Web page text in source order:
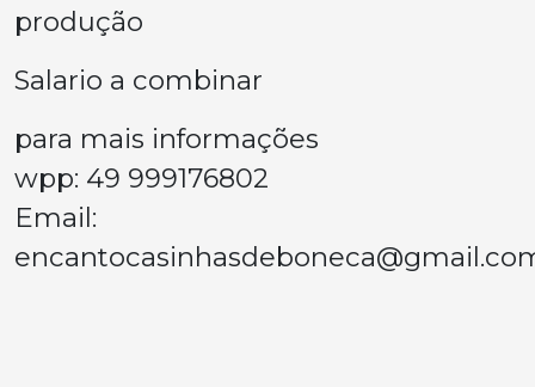
produção
Salario a combinar
para mais informações
wpp: 49 999176802
Email: